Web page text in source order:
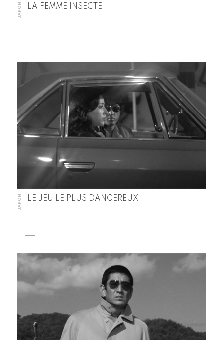
JAPON LA FEMME INSECTE
JAPON LE JEU LE PLUS DANGEREUX